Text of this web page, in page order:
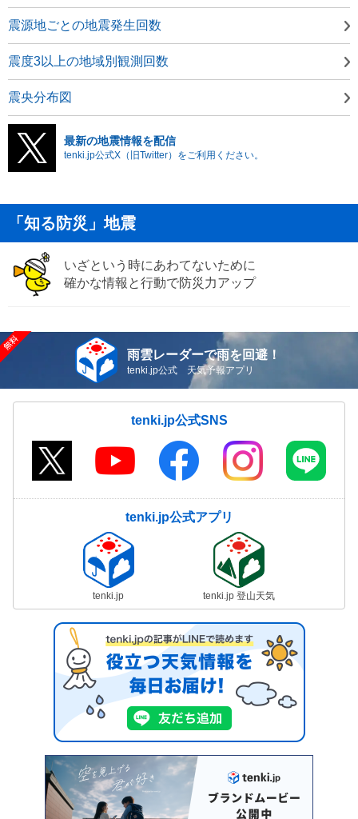
震源地ごとの地震発生回数
震度3以上の地域別観測回数
震央分布図
最新の地震情報を配信
tenki.jp公式X（旧Twitter）をご利用ください。
「知る防災」地震
いざという時にあわてないために
確かな情報と行動で防災力アップ
雨雲レーダーで雨を回避！
tenki.jp公式 天気予報アプリ
tenki.jp公式SNS
tenki.jp公式アプリ
tenki.jp tenki.jp 登山天気